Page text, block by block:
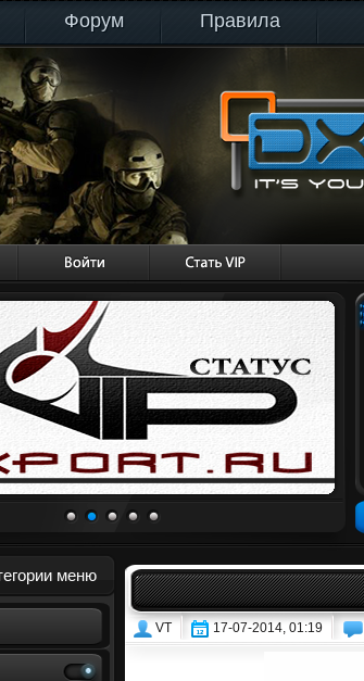
Форум Правила
меню
VT 17-07-2014, 01:19